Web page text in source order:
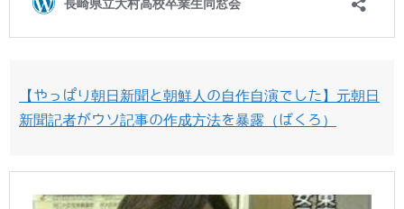
【やっぱり朝日新聞と朝鮮人の自作自演でした】元朝日
新聞記者がウソ記事の作成方法を暴露（ばくろ）